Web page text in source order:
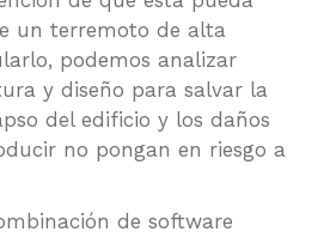
un terremoto de alta
podemos analizar
y diseño para salvar la
del edificio y los daños
no pongan en riesgo a
de software